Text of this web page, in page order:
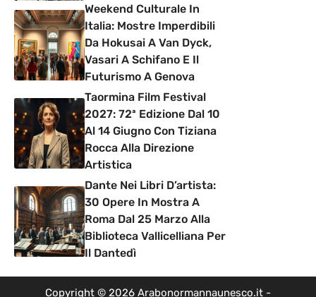
Weekend Culturale In
Italia: Mostre Imperdibili
Da Hokusai A Van Dyck,
Vasari A Schifano E Il
Futurismo A Genova
Taormina Film Festival
2027: 72ª Edizione Dal 10
Al 14 Giugno Con Tiziana
Rocca Alla Direzione
Artistica
Dante Nei Libri D’artista:
30 Opere In Mostra A
Roma Dal 25 Marzo Alla
Biblioteca Vallicelliana Per
Il Dantedì
Copyright © 2026 Arabonormannaunesco.it -